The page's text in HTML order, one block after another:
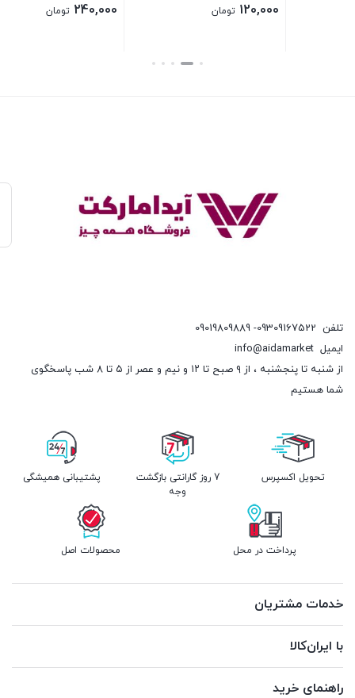
240,000 تومان
تلفن 09309167522- 09019809889
ایمیل info@aidamarket
از شنبه تا پنجشنبه ، از ۹ صبح تا ۱۲ و نیم و عصر از ۵ تا ۸ شب پاسخگوی
شما هستیم
تحویل اکسپرس
7 روز گارانتی بازگشت
وجه
پشتیبانی همیشگی
پرداخت در محل محصولات اصل
خدمات مشتریان
با ایران‌کالا
راهنمای خرید